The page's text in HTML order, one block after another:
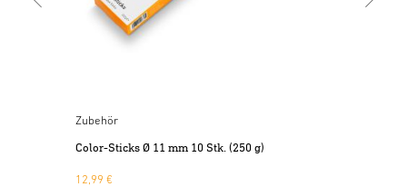
Zubehör
Color-Sticks Ø 11 mm 10 Stk. (250 g)
12,99 €